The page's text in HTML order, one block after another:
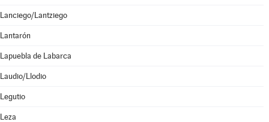
Lanciego/Lantziego
Lantarón
Lapuebla de Labarca
Laudio/Llodio
Legutio
Leza